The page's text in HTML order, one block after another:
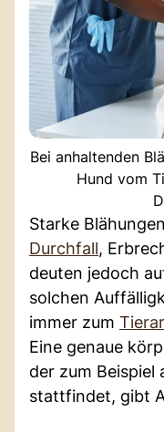
Bei anhaltenden
Hund vom
Starke
Durchfall,
deuten jedoch
solchen
immer zum
Eine genaue
der zum Beispiel
stattfindet, gibt